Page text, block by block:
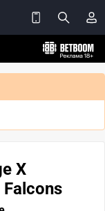
X
Falcons